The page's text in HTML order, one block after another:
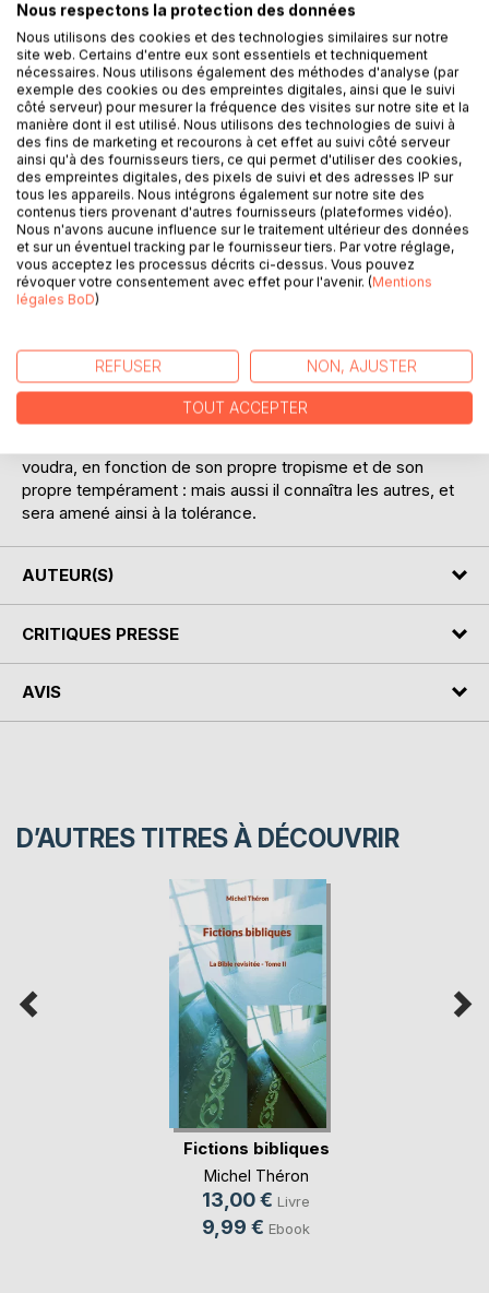
DESCRIPTION
La Bible n'est pas un livre, mais un ensemble de livres, une
Bibliothèque. Ces livres sont très différents les uns des
autres, et autorisent des visions et attitudes de vie très
diverses, et même parfois totalement opposées les unes
aux autres.
J'ai eu le désir d'incarner ces différentes postures en des
personnages différents, échangeant leurs idées sous
forme de lettres, et dont le caractère et les options se
découvriraient tout au long de la lecture. J'ai donc créé ce
l'essentielle polyphonie de la Bible, à la lecture de laquelle il
peut aussi servir d'initiation.
Il suffira, parmi les différentes idées et attitudes qu'il verra
voudra, en fonction de son propre tropisme et de son
propre tempérament : mais aussi il connaîtra les autres, et
sera amené ainsi à la tolérance.
AUTEUR(S)
CRITIQUES PRESSE
AVIS
D’AUTRES TITRES À DÉCOUVRIR
Fictions bibliques
Michel Théron
13,00 € Livre
9,99 € Ebook
Nous respectons la protection des données
Nous utilisons des cookies et des technologies similaires sur notre
site web. Certains d'entre eux sont essentiels et techniquement
nécessaires. Nous utilisons également des méthodes d'analyse (par
exemple des cookies ou des empreintes digitales, ainsi que le suivi
côté serveur) pour mesurer la fréquence des visites sur notre site et la
manière dont il est utilisé. Nous utilisons des technologies de suivi à
des fins de marketing et recourons à cet effet au suivi côté serveur
ainsi qu'à des fournisseurs tiers, ce qui permet d'utiliser des cookies,
des empreintes digitales, des pixels de suivi et des adresses IP sur
tous les appareils. Nous intégrons également sur notre site des
contenus tiers provenant d'autres fournisseurs (plateformes vidéo).
Nous n'avons aucune influence sur le traitement ultérieur des données
et sur un éventuel tracking par le fournisseur tiers. Par votre réglage,
vous acceptez les processus décrits ci-dessus. Vous pouvez
révoquer votre consentement avec effet pour l'avenir. (Mentions
légales BoD)
REFUSER NON, AJUSTER
TOUT ACCEPTER